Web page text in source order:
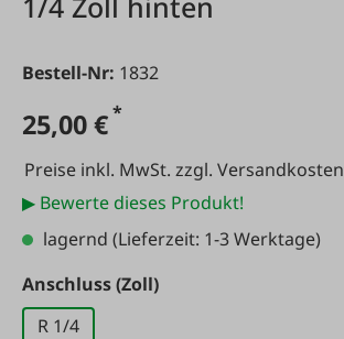
Bestell-Nr: 1832
25,00 €*
Preise inkl. MwSt. zzgl. Versandkosten
▶ Bewerte dieses Produkt!
lagernd (Lieferzeit: 1-3 Werktage)
Anschluss (Zoll)auswählen
R 1/4